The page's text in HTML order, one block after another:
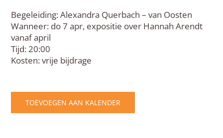
Begeleiding: Alexandra Querbach – van Oosten
Wanneer: do 7 apr, expositie over Hannah Arendt
vanaf april
Tijd: 20:00
Kosten: vrije bijdrage
TOEVOEGEN AAN KALENDER